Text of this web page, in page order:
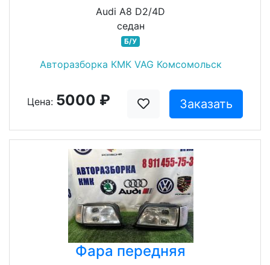
Audi A8 D2/4D
седан
Б/У
Авторазборка КМК VAG Комсомольск
Цена: 5000 ₽ Заказать
Фара передняя